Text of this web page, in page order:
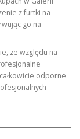
z furtki na
go na
ze względu na
odporne